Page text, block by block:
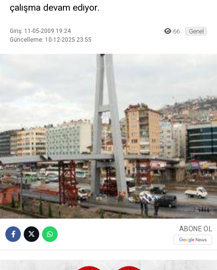
çalışma devam ediyor.
Giriş: 11-05-2009 19:24
Güncelleme: 10-12-2025 23:55
66 Genel
ABONE OL